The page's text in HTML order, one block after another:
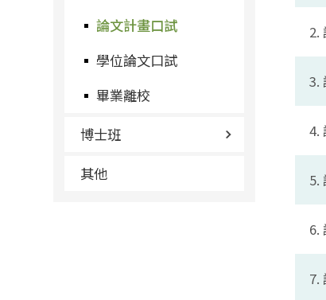
論文計畫口試
學位論文口試
畢業離校
博士班
其他
2.
3.
4.
5.
6.
7.